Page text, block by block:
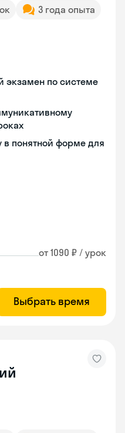
3 года опыта
по системе
в понятной форме для
от 1090 ₽ / урок
Выбрать время